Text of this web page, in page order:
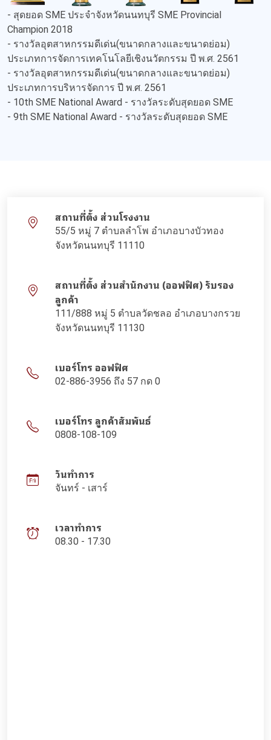
- สุดยอด SME ประจำจังหวัดนนทบุรี SME Provincial
Champion 2018
- รางวัลอุตสาหกรรมดีเด่น(ขนาดกลางและขนาดย่อม)
ประเภทการจัดการเทคโนโลยีเชิงนวัตกรรม ปี พ.ศ. 2561
- รางวัลอุตสาหกรรมดีเด่น(ขนาดกลางและขนาดย่อม)
ประเภทการบริหารจัดการ ปี พ.ศ. 2561
- 10th SME National Award - รางวัลระดับสุดยอด SME
- 9th SME National Award - รางวัลระดับสุดยอด SME
สถานที่ตั้ง ส่วนโรงงาน
55/5 หมู่ 7 ตำบลลำโพ อำเภอบางบัวทอง
จังหวัดนนทบุรี 11110
สถานที่ตั้ง ส่วนสำนักงาน (ออฟฟิศ) รับรอง
ลูกค้า
111/888 หมู่ 5 ตำบลวัดชลอ อำเภอบางกรวย
จังหวัดนนทบุรี 11130
เบอร์โทร ออฟฟิศ
02-886-3956 ถึง 57 กด 0
เบอร์โทร ลูกค้าสัมพันธ์
0808-108-109
วันทำการ
จันทร์ - เสาร์
เวลาทำการ
08.30 - 17.30